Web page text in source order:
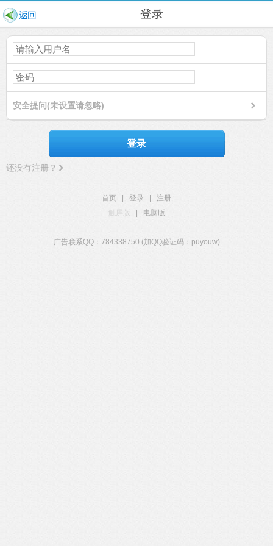
登录
安全提问(未设置请忽略)
登录
还没有注册？
首页 登录
注册
触屏版
电脑版
广告联系QQ：784338750 (加QQ验证码：puyouw)